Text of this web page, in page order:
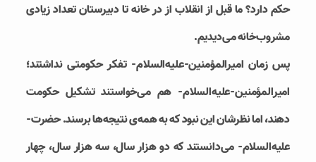
حکم دارد؟ ما قبل از انقلاب از در خانه تا دبیرستان تعداد زیادی
مشروب‌خانه می‌دیدیم.
پس زمان امیرالمؤمنین-علیه‌السلام- تفکر حکومتی نداشتند؛
امیرالمؤمنین-علیه‌السلام- هم می‌خواستند تشکیل حکومت
دهند، اما نظرشان این نبود که به همه‌ی نتیجه‌ها برسند. حضرت-
علیه‌السلام- می‌دانستند که دو هزار سال، سه هزار سال، چهار